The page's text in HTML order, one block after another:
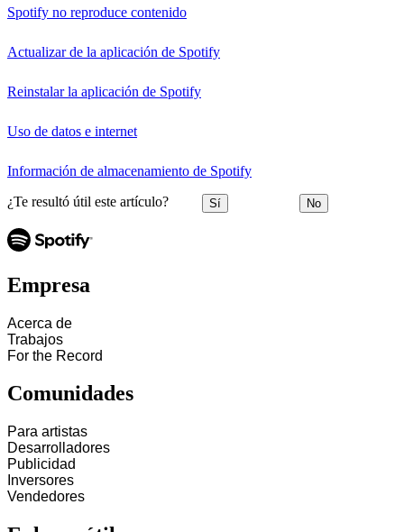
Spotify no reproduce contenido
Actualizar de la aplicación de Spotify
Reinstalar la aplicación de Spotify
Uso de datos e internet
Información de almacenamiento de Spotify
¿Te resultó útil este artículo? Sí No
Empresa
Acerca de
Trabajos
For the Record
Comunidades
Para artistas
Desarrolladores
Publicidad
Inversores
Vendedores